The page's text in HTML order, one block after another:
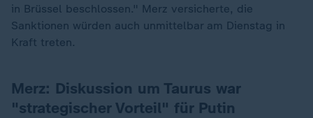
in Brüssel beschlossen." Merz versicherte, die
Sanktionen würden auch unmittelbar am Dienstag in
Kraft treten.
Merz: Diskussion um Taurus war
"strategischer Vorteil" für Putin